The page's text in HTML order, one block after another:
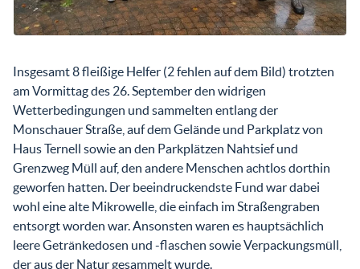
Insgesamt 8 fleißige Helfer (2 fehlen auf dem Bild) trotzten
am Vormittag des 26. September den widrigen
Wetterbedingungen und sammelten entlang der
Monschauer Straße, auf dem Gelände und Parkplatz von
Haus Ternell sowie an den Parkplätzen Nahtsief und
Grenzweg Müll auf, den andere Menschen achtlos dorthin
geworfen hatten. Der beeindruckendste Fund war dabei
wohl eine alte Mikrowelle, die einfach im Straßengraben
entsorgt worden war. Ansonsten waren es hauptsächlich
leere Getränkedosen und -flaschen sowie Verpackungsmüll,
der aus der Natur gesammelt wurde.